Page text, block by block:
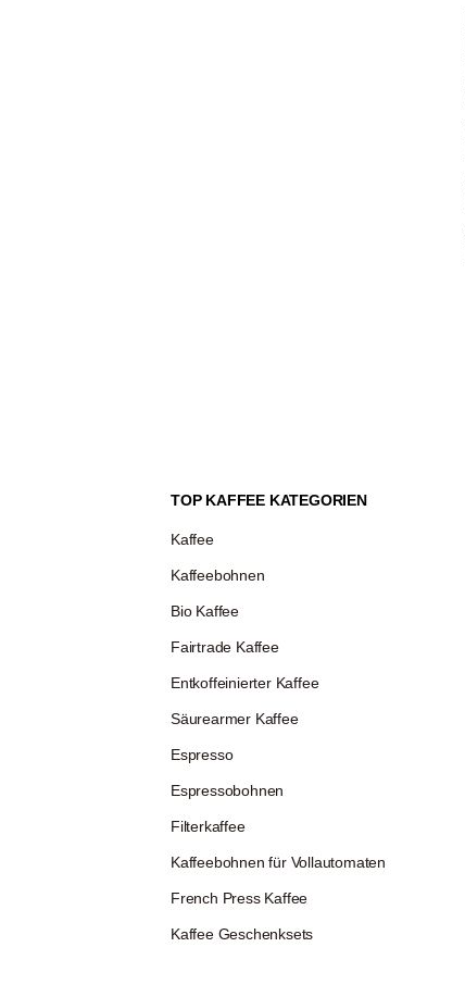
TOP KAFFEE KATEGORIEN
Kaffee
Kaffeebohnen
Bio Kaffee
Fairtrade Kaffee
Entkoffeinierter Kaffee
Säurearmer Kaffee
Espresso
Espressobohnen
Filterkaffee
Kaffeebohnen für Vollautomaten
French Press Kaffee
Kaffee Geschenksets